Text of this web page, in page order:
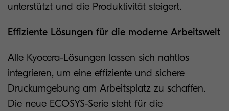
unterstützt und die Produktivität steigert.
Effiziente Lösungen für die moderne Arbeitswelt
Alle Kyocera-Lösungen lassen sich nahtlos
integrieren, um eine effiziente und sichere
Druckumgebung am Arbeitsplatz zu schaffen.
Die neue ECOSYS-Serie steht für die